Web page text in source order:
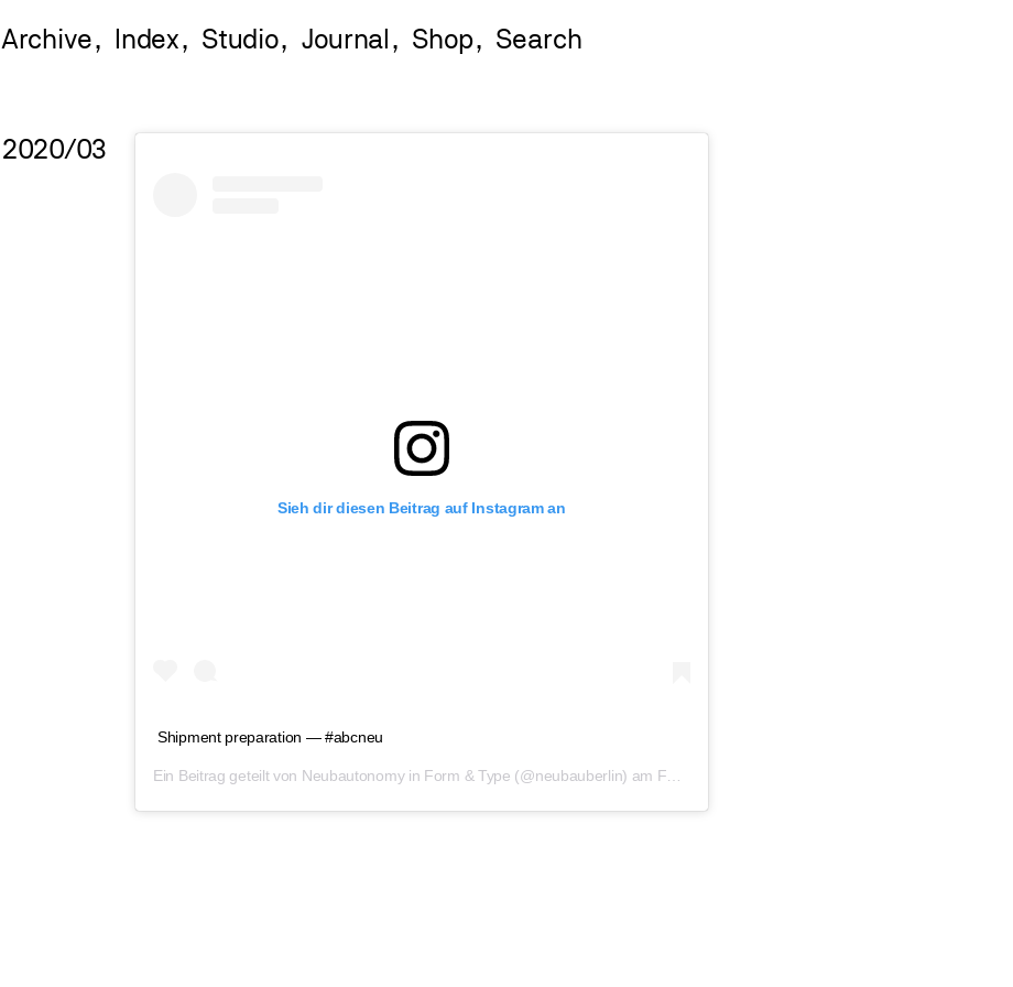
Archive Index Studio Journal Shop
2020/03
Sieh dir diesen Beitrag auf Instagram an
Shipment preparation — #abcneu
Ein Beitrag geteilt von Neubautonomy in Form & Type (@neubauberlin) am Feb 26, 2020 um 4:51 PST